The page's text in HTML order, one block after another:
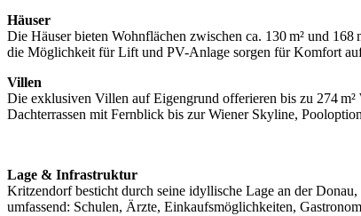
Häuser
Die Häuser bieten Wohnflächen zwischen ca. 130 m² und
die Möglichkeit für Lift und PV-Anlage sorgen für Komfort auf
Villen
Die exklusiven Villen auf Eigengrund offerieren bis zu 274
Dachterrassen mit Fernblick bis zur Wiener Skyline,
Lage & Infrastruktur
Kritzendorf besticht durch seine idyllische Lage an der
umfassend: Schulen, Ärzte, Einkaufsmöglichkeiten,